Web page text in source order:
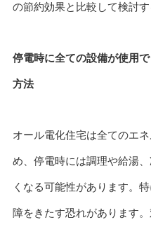
の節約効果と比較して検討す
停電時に全ての設備が使用
方法
オール電化住宅は全てのエ
め、停電時には調理や給湯
くなる可能性があります。
障をきたす恐れがあります